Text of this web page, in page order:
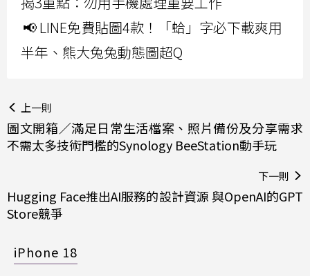
📢 LINE免費貼圖4款！「蛤」字必下載爽用
半年、熊大兔兔動態圖超Q
上一則
圖文開箱／滿足日常生活檔案、照片備份及分享需求
不需太多技術門檻的Synology BeeStation動手玩
下一則
Hugging Face推出AI服務的設計資源 與OpenAI的GPT
Store競爭
iPhone 18